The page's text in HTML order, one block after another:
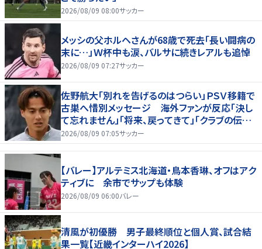
2026/08/09 08:00サッカー
メッシの父ホルヘさんが68歳で死去「長い闘病の
末に…」Ｗ杯中も涙、バルサに続きレアルも追悼
2026/08/09 07:27サッカー
佐野航大「別れを告げるのはつらい」ＰＳＶ移籍で
古巣へ惜別メッセージ 海外ファンが反応「決し
て忘れません」「将来、戻ってきて」「クラブの伝説
です」
2026/08/09 07:05サッカー
【バレー】アルテミス北海道・鳥本香琳、オフはアク
ティブに 余市でサップも体験
2026/08/09 06:00バレー
清風が初優勝 男子最終順位と個人賞、試合結
果一覧【近畿インターハイ2026】